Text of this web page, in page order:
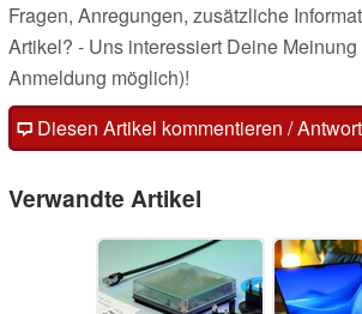
Fragen, Anregungen, zusätzliche
Artikel? - Uns interessiert Deine
Anmeldung möglich)!
Diesen Artikel kommentieren /
Verwandte Artikel